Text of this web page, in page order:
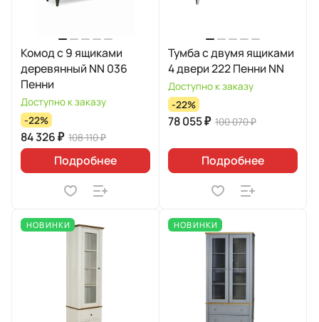
Комод с 9 ящиками
деревянный NN 036
Пенни
Доступно к заказу
-22%
84 326 ₽ 108 110 ₽
Подробнее
Тумба с двумя ящиками
4 двери 222 Пенни NN
Доступно к заказу
-22%
78 055 ₽ 100 070 ₽
Подробнее
НОВИНКИ НОВИНКИ